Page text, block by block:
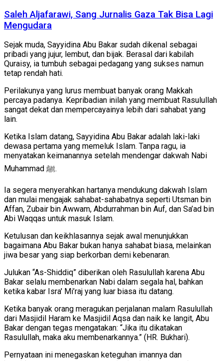
Saleh Aljafarawi, Sang Jurnalis Gaza Tak Bisa Lagi
Mengudara
Sejak muda, Sayyidina Abu Bakar sudah dikenal sebagai
pribadi yang jujur, lembut, dan bijak. Berasal dari kabilah
Quraisy, ia tumbuh sebagai pedagang yang sukses namun
tetap rendah hati.
Perilakunya yang lurus membuat banyak orang Makkah
percaya padanya. Kepribadian inilah yang membuat Rasulullah
sangat dekat dan mempercayainya lebih dari sahabat yang
lain.
Ketika Islam datang, Sayyidina Abu Bakar adalah laki-laki
dewasa pertama yang memeluk Islam. Tanpa ragu, ia
menyatakan keimanannya setelah mendengar dakwah Nabi
Muhammad ﷺ.
Ia segera menyerahkan hartanya mendukung dakwah Islam
dan mulai mengajak sahabat-sahabatnya seperti Utsman bin
Affan, Zubair bin Awwam, Abdurrahman bin Auf, dan Sa’ad bin
Abi Waqqas untuk masuk Islam.
Ketulusan dan keikhlasannya sejak awal menunjukkan
bagaimana Abu Bakar bukan hanya sahabat biasa, melainkan
jiwa besar yang siap berkorban demi kebenaran.
Julukan “As-Shiddiq” diberikan oleh Rasulullah karena Abu
Bakar selalu membenarkan Nabi dalam segala hal, bahkan
ketika kabar Isra' Mi’raj yang luar biasa itu datang.
Ketika banyak orang meragukan perjalanan malam Rasulullah
dari Masjidil Haram ke Masjidil Aqsa dan naik ke langit, Abu
Bakar dengan tegas mengatakan: “Jika itu dikatakan
Rasulullah, maka aku membenarkannya.” (HR. Bukhari).
Pernyataan ini menegaskan keteguhan imannya dan